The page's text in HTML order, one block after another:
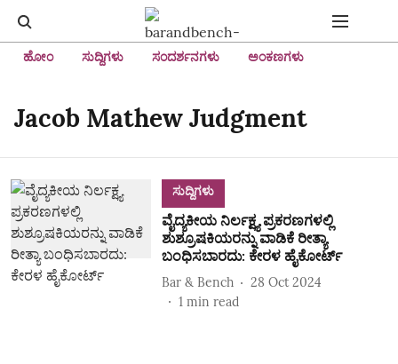
ಹೋಂ ಸುದ್ದಿಗಳು ಸಂದರ್ಶನಗಳು ಅಂಕಣಗಳು
Jacob Mathew Judgment
ಸುದ್ದಿಗಳು
ವೈದ್ಯಕೀಯ ನಿರ್ಲಕ್ಷ್ಯ ಪ್ರಕರಣಗಳಲ್ಲಿ
ಶುಶ್ರೂಷಕಿಯರನ್ನು ವಾಡಿಕೆ ರೀತ್ಯಾ
ಬಂಧಿಸಬಾರದು: ಕೇರಳ ಹೈಕೋರ್ಟ್
Bar & Bench
28 Oct 2024
1 min read